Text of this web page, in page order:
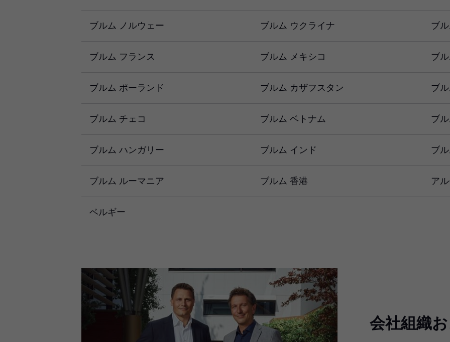
ブルム ノルウェー ブルム ウクライナ ブ
ブルム フランス ブルム メキシコ ブ
ブルム ポーランド ブルム カザフスタン ブ
ブルム チェコ ブルム ベトナム ブ
ブルム ハンガリー ブルム インド ブ
ブルム ルーマニア ブルム 香港 ア
ベルギー
会社組織